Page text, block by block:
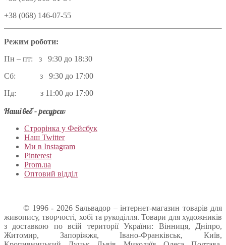
+38 (068) 146-07-55
Режим роботи:
Пн – пт: з 9:30 до 18:30
Сб: з 9:30 до 17:00
Нд: з 11:00 до 17:00
Наші веб – ресурси:
Строрінка у Фейсбук
Наш Twitter
Ми в Instagram
Pinterest
Prom.ua
Оптовий відділ
© 1996 - 2026 Sальвадор – інтернет-магазин товарів для
живопису, творчості, хобі та рукоділля. Товари для художників
з доставкою по всій території України: Вінниця, Дніпро,
Житомир, Запоріжжя, Івано-Франківськ, Київ,